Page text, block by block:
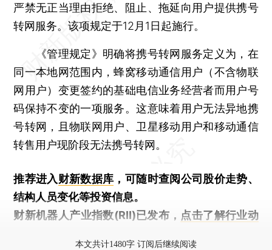
严禁无正当理由拒绝、阻止、拖延向用户提供携号
转网服务。该项规定于12月1日起施行。
《管理规定》明确将携号转网服务定义为，在
同一本地网范围内，蜂窝移动通信用户（不含物联
网用户）变更签约的基础电信业务经营者而用户号
码保持不变的一项服务。这意味着用户无法异地携
号转网，且物联网用户、卫星移动用户和移动通信
转售用户现阶段无法携号转网。
推荐进入财新数据库 ，可随时查阅公司股价走势、
结构人员变化等投资信息。
财新机器人产业指数(RII)已发布， 点击了解行业动
本文共计1480字 订阅后继续阅读